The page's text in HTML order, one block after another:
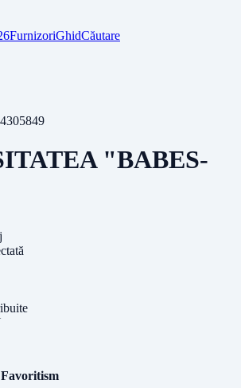
FurnizoriGhidCăutare
4305849
"BABES-